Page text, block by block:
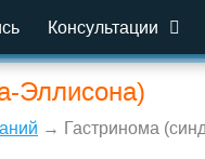
Консультации
Эллисона)
→ Гастринома